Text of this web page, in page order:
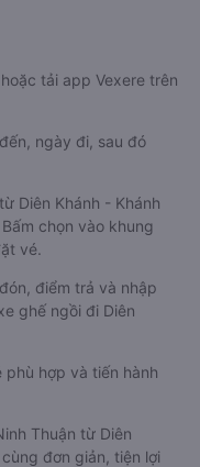
tải app Vexere trên
ngày đi, sau đó
Diên Khánh - Khánh
chọn vào khung
vé.
điểm trả và nhập
ghế ngồi đi Diên
hợp và tiến hành
Thuận từ Diên
đơn giản, tiện lợi